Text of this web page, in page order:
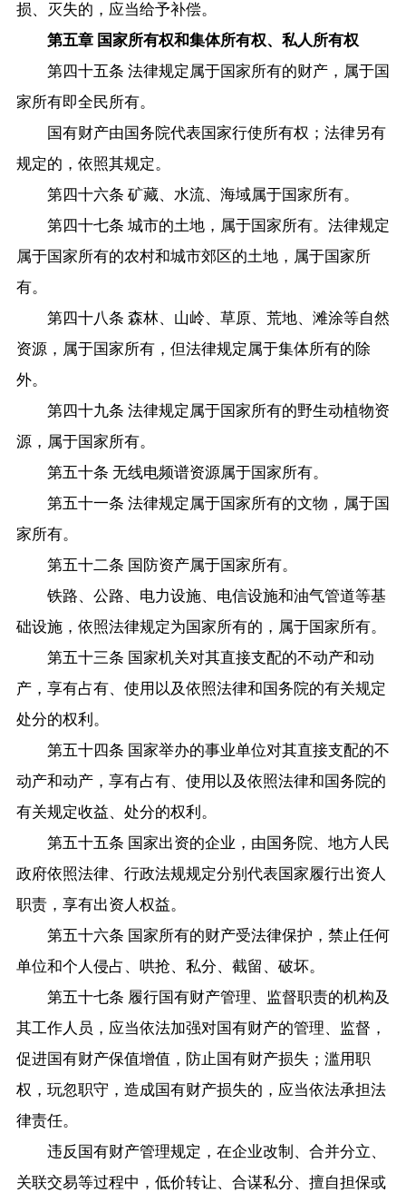
损、灭失的，应当给予补偿。
第五章 国家所有权和集体所有权、私人所有权
第四十五条 法律规定属于国家所有的财产，属于国
家所有即全民所有。
国有财产由国务院代表国家行使所有权；法律另有
规定的，依照其规定。
第四十六条 矿藏、水流、海域属于国家所有。
第四十七条 城市的土地，属于国家所有。法律规定
属于国家所有的农村和城市郊区的土地，属于国家所
有。
第四十八条 森林、山岭、草原、荒地、滩涂等自然
资源，属于国家所有，但法律规定属于集体所有的除
外。
第四十九条 法律规定属于国家所有的野生动植物资
源，属于国家所有。
第五十条 无线电频谱资源属于国家所有。
第五十一条 法律规定属于国家所有的文物，属于国
家所有。
第五十二条 国防资产属于国家所有。
铁路、公路、电力设施、电信设施和油气管道等基
础设施，依照法律规定为国家所有的，属于国家所有。
第五十三条 国家机关对其直接支配的不动产和动
产，享有占有、使用以及依照法律和国务院的有关规定
处分的权利。
第五十四条 国家举办的事业单位对其直接支配的不
动产和动产，享有占有、使用以及依照法律和国务院的
有关规定收益、处分的权利。
第五十五条 国家出资的企业，由国务院、地方人民
政府依照法律、行政法规规定分别代表国家履行出资人
职责，享有出资人权益。
第五十六条 国家所有的财产受法律保护，禁止任何
单位和个人侵占、哄抢、私分、截留、破坏。
第五十七条 履行国有财产管理、监督职责的机构及
其工作人员，应当依法加强对国有财产的管理、监督，
促进国有财产保值增值，防止国有财产损失；滥用职
权，玩忽职守，造成国有财产损失的，应当依法承担法
律责任。
违反国有财产管理规定，在企业改制、合并分立、
关联交易等过程中，低价转让、合谋私分、擅自担保或